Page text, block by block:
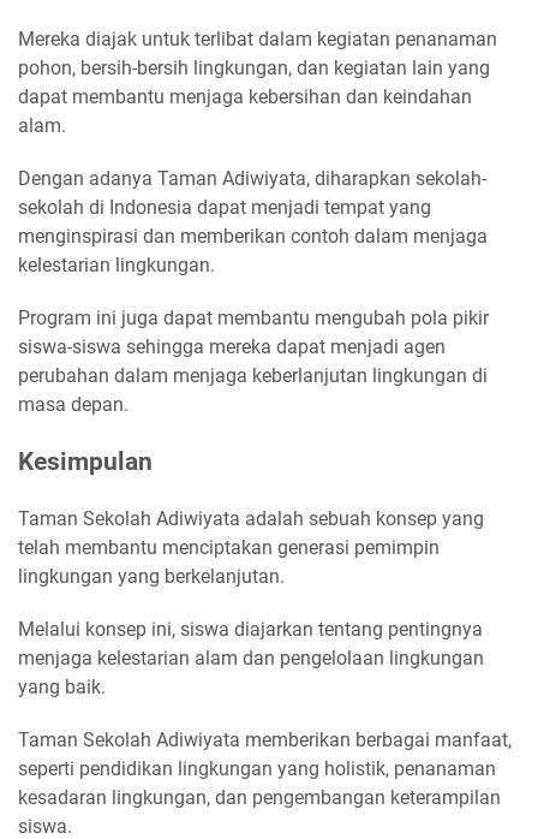
Mereka diajak untuk terlibat dalam kegiatan penanaman
pohon, bersih-bersih lingkungan, dan kegiatan lain yang
dapat membantu menjaga kebersihan dan keindahan
alam.
Dengan adanya Taman Adiwiyata, diharapkan sekolah-
sekolah di Indonesia dapat menjadi tempat yang
menginspirasi dan memberikan contoh dalam menjaga
kelestarian lingkungan.
Program ini juga dapat membantu mengubah pola pikir
siswa-siswa sehingga mereka dapat menjadi agen
perubahan dalam menjaga keberlanjutan lingkungan di
masa depan.
Kesimpulan
Taman Sekolah Adiwiyata adalah sebuah konsep yang
telah membantu menciptakan generasi pemimpin
lingkungan yang berkelanjutan.
Melalui konsep ini, siswa diajarkan tentang pentingnya
menjaga kelestarian alam dan pengelolaan lingkungan
yang baik.
Taman Sekolah Adiwiyata memberikan berbagai manfaat,
seperti pendidikan lingkungan yang holistik, penanaman
kesadaran lingkungan, dan pengembangan keterampilan
siswa.